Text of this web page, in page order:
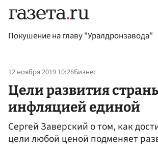
Покушение на главу "Уралдронзавода"
12 ноября 2019 10:28Бизнес
Цели развития
инфляцией единой
Сергей Заверский о том, как
цели любой ценой подменяет